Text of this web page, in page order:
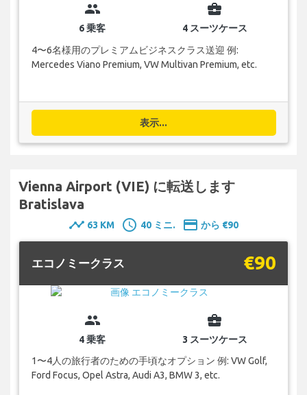
group
6 乗客
business_center
4 スーツケース
4〜6名様用のプレミアムビジネスクラス送迎 例:
Mercedes Viano Premium, VW Multivan Premium, etc.
表示...
Vienna Airport (VIE) に転送します
Bratislava
timeline 63 KM schedule 40 ミニ. payment から €90
エコノミークラス €90
group
4 乗客
business_center
3 スーツケース
1〜4人の旅行者のための手頃なオプション 例: VW Golf,
Ford Focus, Opel Astra, Audi A3, BMW 3, etc.